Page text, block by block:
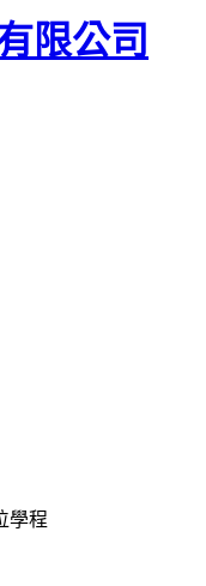
限公司
學程